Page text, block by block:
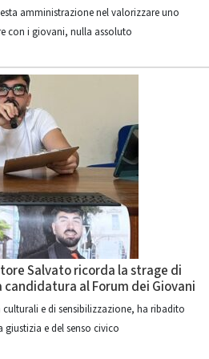
amministrazione nel valorizzare uno
con i giovani, nulla assoluto
Salvato ricorda la strage di
candidatura al Forum dei Giovani
e di sensibilizzazione, ha ribadito
e del senso civico